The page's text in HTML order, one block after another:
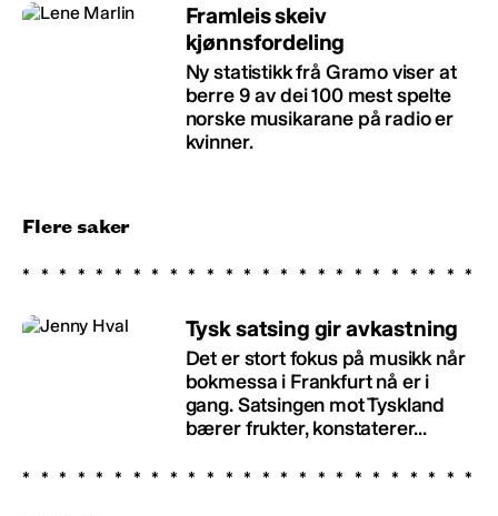
Framleis skeiv
kjønnsfordeling
Ny statistikk frå Gramo viser at
berre 9 av dei 100 mest spelte
norske musikarane på radio er
kvinner.
Flere saker
Tysk satsing gir avkastning
Det er stort fokus på musikk når
bokmessa i Frankfurt nå er i
gang. Satsingen mot Tyskland
bærer frukter, konstaterer...